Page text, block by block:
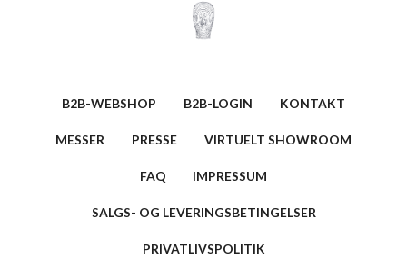
B2B-WEBSHOP B2B-LOGIN KONTAKT
MESSER PRESSE VIRTUELT SHOWROOM
FAQ IMPRESSUM
SALGS- OG LEVERINGSBETINGELSER
PRIVATLIVSPOLITIK